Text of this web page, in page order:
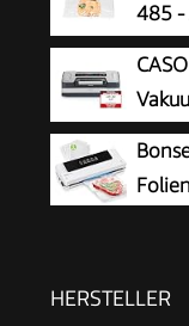
485 -
Einhand-
geeignet,
CASOTEK
HERSTELLER